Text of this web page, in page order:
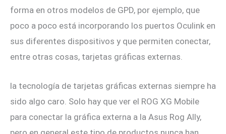
forma en otros modelos de GPD, por ejemplo, que
poco a poco está incorporando los puertos Oculink en
sus diferentes dispositivos y que permiten conectar,
entre otras cosas, tarjetas gráficas externas.
la tecnología de tarjetas gráficas externas siempre ha
sido algo caro. Solo hay que ver el ROG XG Mobile
para conectar la gráfica externa a la Asus Rog Ally,